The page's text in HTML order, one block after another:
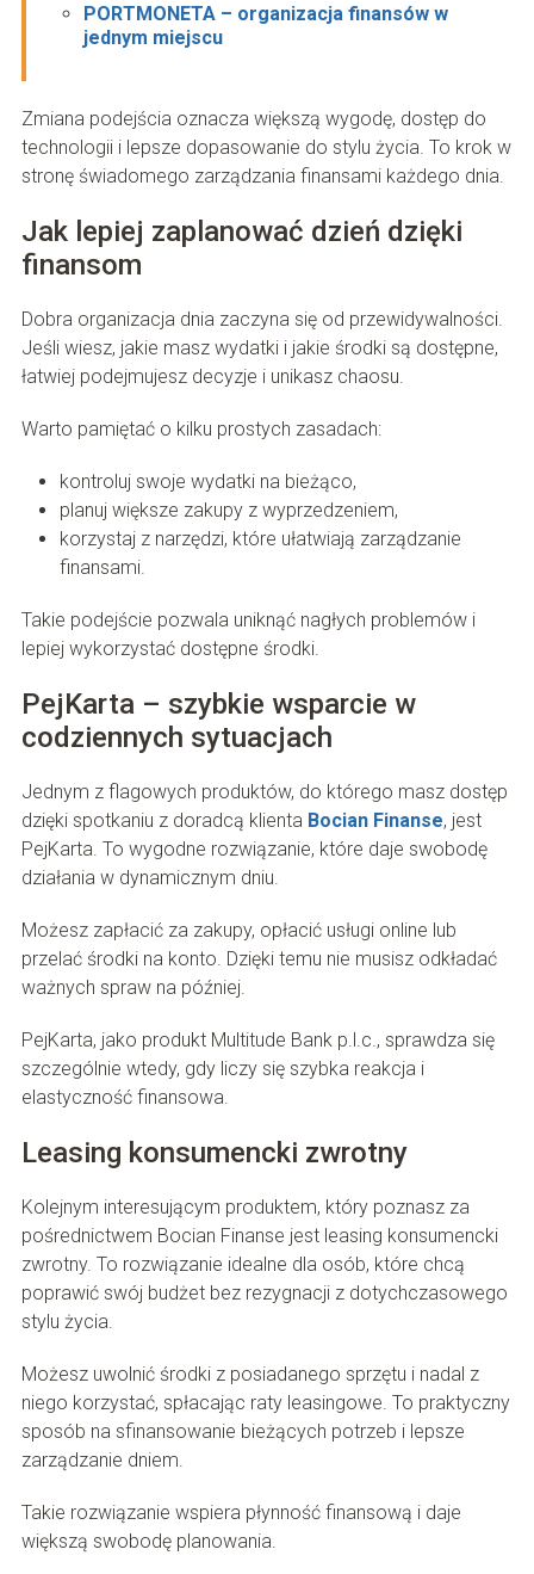
PORTMONETA – organizacja finansów w
jednym miejscu
Zmiana podejścia oznacza większą wygodę, dostęp do
technologii i lepsze dopasowanie do stylu życia. To krok w
stronę świadomego zarządzania finansami każdego dnia.
Jak lepiej zaplanować dzień dzięki
finansom
Dobra organizacja dnia zaczyna się od przewidywalności.
Jeśli wiesz, jakie masz wydatki i jakie środki są dostępne,
łatwiej podejmujesz decyzje i unikasz chaosu.
Warto pamiętać o kilku prostych zasadach:
kontroluj swoje wydatki na bieżąco,
planuj większe zakupy z wyprzedzeniem,
korzystaj z narzędzi, które ułatwiają zarządzanie
finansami.
Takie podejście pozwala uniknąć nagłych problemów i
lepiej wykorzystać dostępne środki.
PejKarta – szybkie wsparcie w
codziennych sytuacjach
Jednym z flagowych produktów, do którego masz dostęp
dzięki spotkaniu z doradcą klienta Bocian Finanse, jest
PejKarta. To wygodne rozwiązanie, które daje swobodę
działania w dynamicznym dniu.
Możesz zapłacić za zakupy, opłacić usługi online lub
przelać środki na konto. Dzięki temu nie musisz odkładać
ważnych spraw na później.
PejKarta, jako produkt Multitude Bank p.l.c., sprawdza się
szczególnie wtedy, gdy liczy się szybka reakcja i
elastyczność finansowa.
Leasing konsumencki zwrotny
Kolejnym interesującym produktem, który poznasz za
pośrednictwem Bocian Finanse jest leasing konsumencki
zwrotny. To rozwiązanie idealne dla osób, które chcą
poprawić swój budżet bez rezygnacji z dotychczasowego
stylu życia.
Możesz uwolnić środki z posiadanego sprzętu i nadal z
niego korzystać, spłacając raty leasingowe. To praktyczny
sposób na sfinansowanie bieżących potrzeb i lepsze
zarządzanie dniem.
Takie rozwiązanie wspiera płynność finansową i daje
większą swobodę planowania.